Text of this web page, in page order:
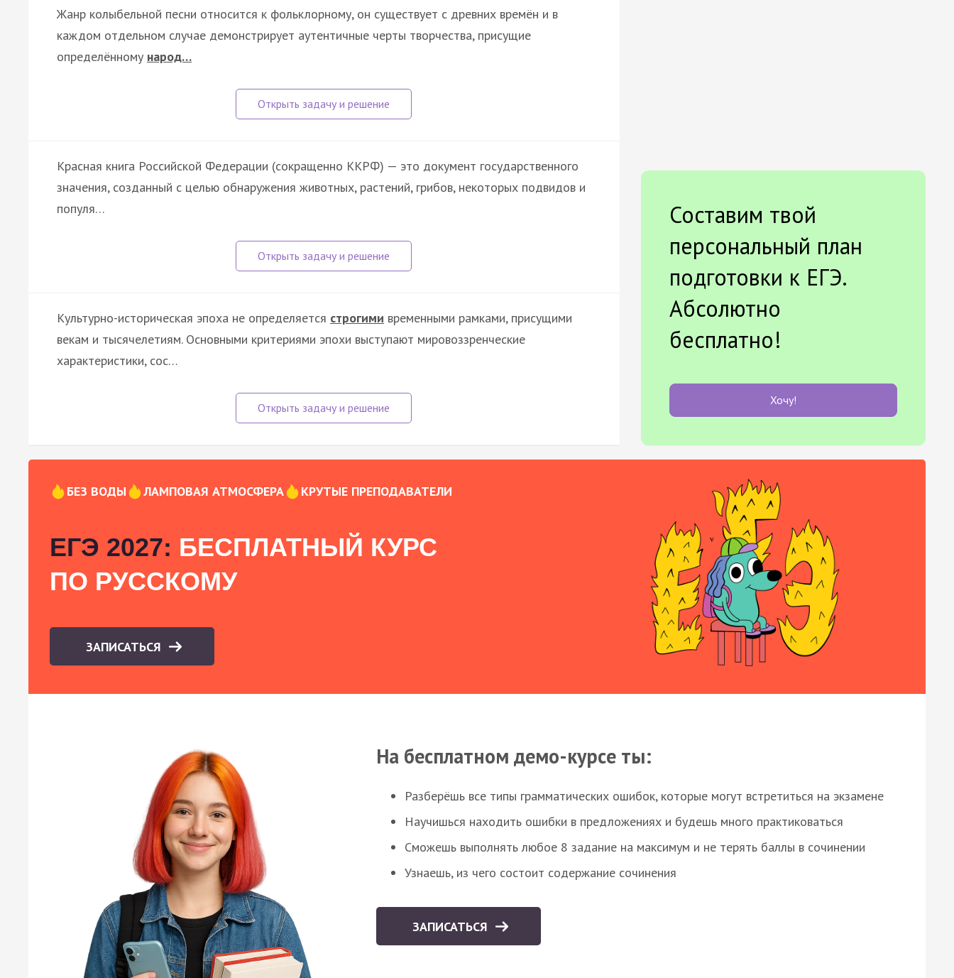
Жанр колыбельной песни относится к фольклорному, он существует с древних времён и в
каждом отдельном случае демонстрирует аутентичные черты творчества, присущие
определённому народ…
Красная книга Российской Федерации (сокращенно ККРФ) — это документ государственного
значения, созданный с целью обнаружения животных, растений, грибов, некоторых подвидов и
популя…
Культурно-историческая эпоха не определяется строгими временными рамками, присущими
векам и тысячелетиям. Основными критериями эпохи выступают мировоззренческие
характеристики, сос…
Составим твой
персональный план
подготовки к ЕГЭ.
Абсолютно
бесплатно!
Хочу!
БЕЗ ВОДЫ ЛАМПОВАЯ АТМОСФЕРА КРУТЫЕ ПРЕПОДАВАТЕЛИ
ЕГЭ 2027: БЕСПЛАТНЫЙ КУРС
ПО РУССКОМУ
ЗАПИСАТЬСЯ
На бесплатном демо-курсе ты:
Разберёшь все типы грамматических ошибок, которые могут встретиться на экзамене
Научишься находить ошибки в предложениях и будешь много практиковаться
Сможешь выполнять любое 8 задание на максимум и не терять баллы в сочинении
Узнаешь, из чего состоит содержание сочинения
ЗАПИСАТЬСЯ